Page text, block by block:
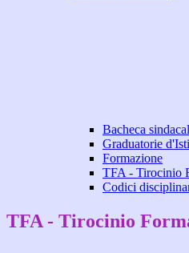
Bacheca
Graduatorie
Formazione
TFA - Tirocinio
Codici
TFA - Tirocinio